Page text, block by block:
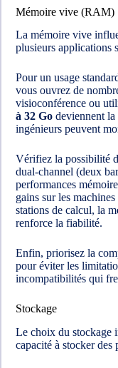
Mémoire vive (RAM)
La mémoire vive
plusieurs applications
Pour un usage
vous ouvrez de
visioconférence ou
à 32 Go deviennent la
ingénieurs peuvent
Vérifiez la possibilité
dual-channel (deux
performances
gains sur les
stations de calcul, la
renforce la fiabilité.
Enfin, priorisez la
pour éviter les
incompatibilités qui
Stockage
Le choix du stockage
capacité à stocker des